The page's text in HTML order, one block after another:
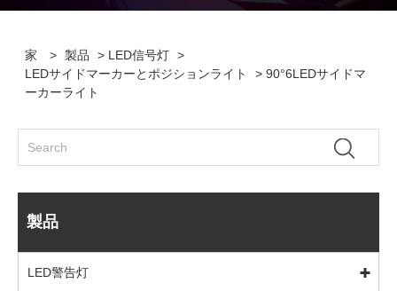
家 > 製品 > LED信号灯 >
LEDサイドマーカーとポジションライト
> 90°6LEDサイドマ
ーカーライト
製品
LED警告灯